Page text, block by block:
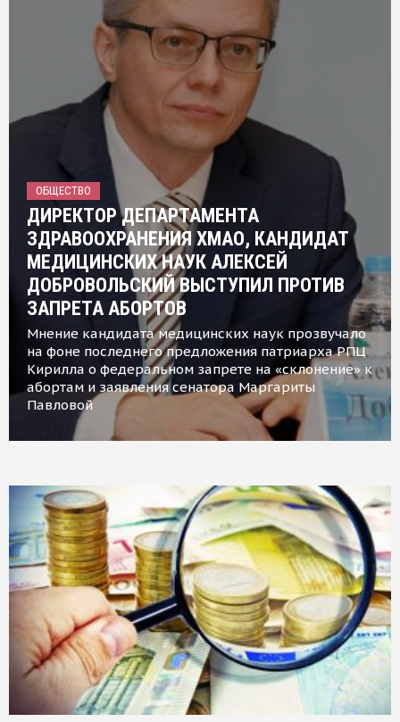
ОБЩЕСТВО
ДИРЕКТОР ДЕПАРТАМЕНТА
ЗДРАВООХРАНЕНИЯ ХМАО, КАНДИДАТ
МЕДИЦИНСКИХ НАУК АЛЕКСЕЙ
ДОБРОВОЛЬСКИЙ ВЫСТУПИЛ ПРОТИВ
ЗАПРЕТА АБОРТОВ
Мнение кандидата медицинских наук прозвучало
на фоне последнего предложения патриарха РПЦ
Кирилла о федеральном запрете на «склонение» к
абортам и заявления сенатора Маргариты
Павловой